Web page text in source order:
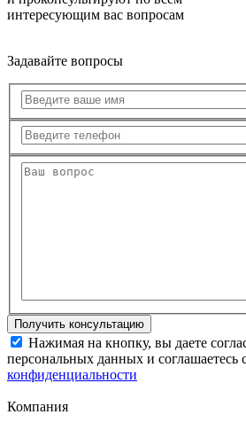
интересующим вас вопросам
Задавайте вопросы
Нажимая на кнопку, вы даете
персональных данных и соглашаетесь
конфиденциальности
Компания